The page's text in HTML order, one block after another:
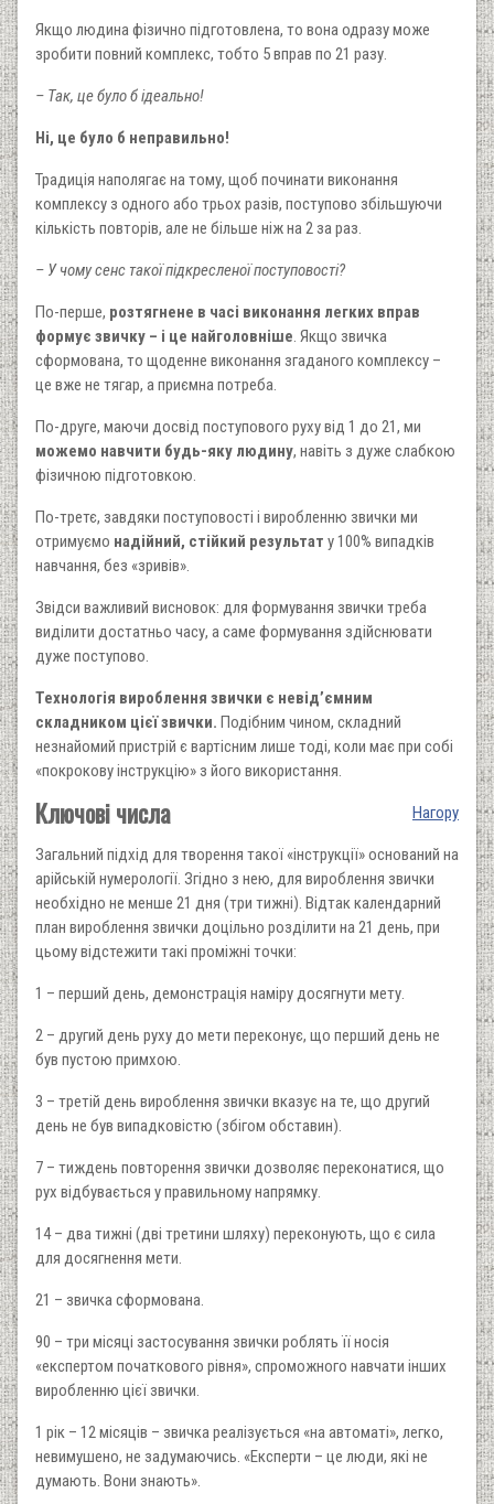
Якщо людина фізично підготовлена, то вона одразу може
зробити повний комплекс, тобто 5 вправ по 21 разу.
– Так, це було б ідеально!
Ні, це було б неправильно!
Традиція наполягає на тому, щоб починати виконання
комплексу з одного або трьох разів, поступово збільшуючи
кількість повторів, але не більше ніж на 2 за раз.
– У чому сенс такої підкресленої поступовості?
По-перше, розтягнене в часі виконання легких вправ
формує звичку – і це найголовніше. Якщо звичка
сформована, то щоденне виконання згаданого комплексу –
це вже не тягар, а приємна потреба.
По-друге, маючи досвід поступового руху від 1 до 21, ми
можемо навчити будь-яку людину, навіть з дуже слабкою
фізичною підготовкою.
По-третє, завдяки поступовості і виробленню звички ми
отримуємо надійний, стійкий результат у 100% випадків
навчання, без «зривів».
Звідси важливий висновок: для формування звички треба
виділити достатньо часу, а саме формування здійснювати
дуже поступово.
Технологія вироблення звички є невід’ємним
складником цієї звички. Подібним чином, складний
незнайомий пристрій є вартісним лише тоді, коли має при собі
«покрокову інструкцію» з його використання.
Нагору
Ключові числа
Загальний підхід для творення такої «інструкції» оснований на
арійській нумерології. Згідно з нею, для вироблення звички
необхідно не менше 21 дня (три тижні). Відтак календарний
план вироблення звички доцільно розділити на 21 день, при
цьому відстежити такі проміжні точки:
1 – перший день, демонстрація наміру досягнути мету.
2 – другий день руху до мети переконує, що перший день не
був пустою примхою.
3 – третій день вироблення звички вказує на те, що другий
день не був випадковістю (збігом обставин).
7 – тиждень повторення звички дозволяє переконатися, що
рух відбувається у правильному напрямку.
14 – два тижні (дві третини шляху) переконують, що є сила
для досягнення мети.
21 – звичка сформована.
90 – три місяці застосування звички роблять її носія
«експертом початкового рівня», спроможного навчати інших
виробленню цієї звички.
1 рік – 12 місяців – звичка реалізується «на автоматі», легко,
невимушено, не задумаючись. «Експерти – це люди, які не
думають. Вони знають».